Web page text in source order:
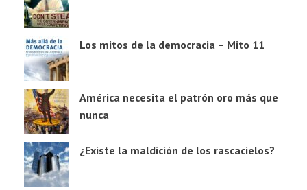
Los mitos de la democracia – Mito 11
América necesita el patrón oro más que
nunca
¿Existe la maldición de los rascacielos?